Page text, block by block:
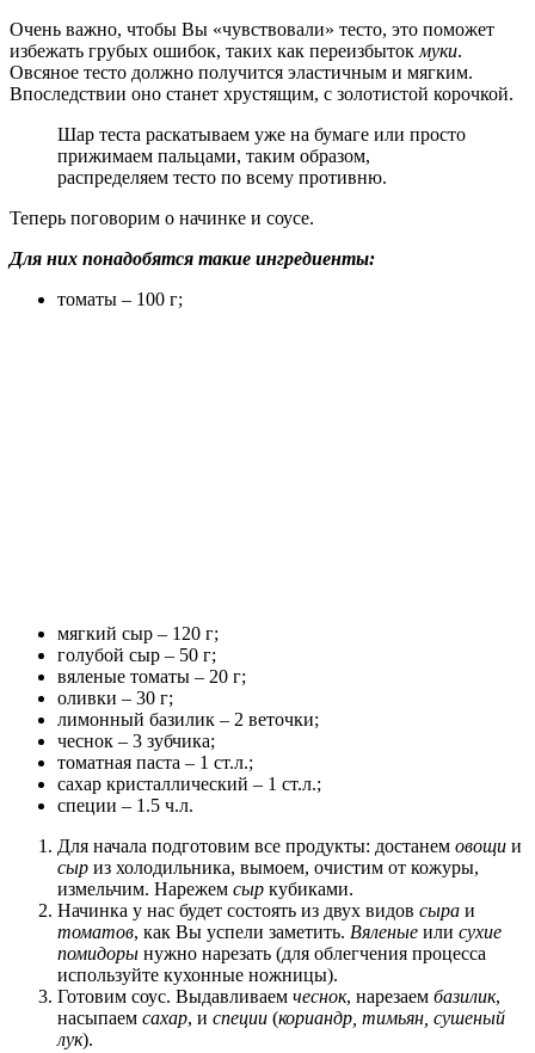
Очень важно, чтобы Вы «чувствовали» тесто, это поможет
избежать грубых ошибок, таких как переизбыток муки.
Овсяное тесто должно получится эластичным и мягким.
Впоследствии оно станет хрустящим, с золотистой корочкой.
Шар теста раскатываем уже на бумаге или просто
прижимаем пальцами, таким образом,
распределяем тесто по всему противню.
Теперь поговорим о начинке и соусе.
Для них понадобятся такие ингредиенты:
томаты – 100 г;
мягкий сыр – 120 г;
голубой сыр – 50 г;
вяленые томаты – 20 г;
оливки – 30 г;
лимонный базилик – 2 веточки;
чеснок – 3 зубчика;
томатная паста – 1 ст.л.;
сахар кристаллический – 1 ст.л.;
специи – 1.5 ч.л.
Для начала подготовим все продукты: достанем овощи и
сыр из холодильника, вымоем, очистим от кожуры,
измельчим. Нарежем сыр кубиками.
Начинка у нас будет состоять из двух видов сыра и
томатов, как Вы успели заметить. Вяленые или сухие
помидоры нужно нарезать (для облегчения процесса
используйте кухонные ножницы).
Готовим соус. Выдавливаем чеснок, нарезаем базилик,
насыпаем сахар, и специи (кориандр, тимьян, сушеный
лук).